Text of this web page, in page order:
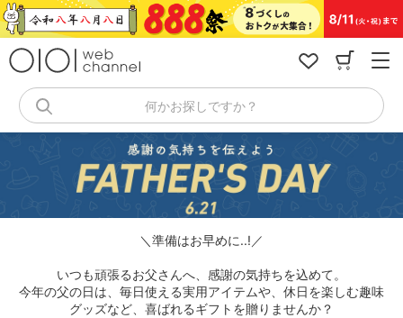
コ
ン
キ
何かお探しですか？
＼準備はお早めに..!／
いつも頑張るお父さんへ、感謝の気持ちを込めて。
今年の父の日は、毎日使える実用アイテムや、休日を楽しむ趣味
グッズなど、喜ばれるギフトを贈りませんか？